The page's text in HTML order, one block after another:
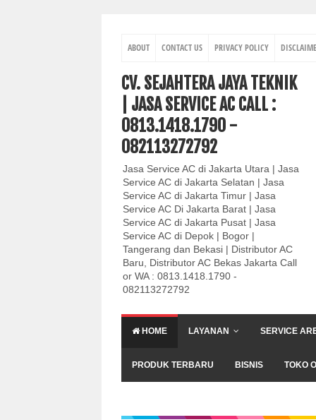
ABOUT CONTACT US PRIVACY POLICY
CV. SEJAHTERA JAYA TEKNIK
| JASA SERVICE AC CALL :
0813.1418.1790 -
082113272792
Jasa Service AC di Jakarta Utara | Jasa
Service AC di Jakarta Selatan | Jasa
Service AC di Jakarta Timur | Jasa
Service AC Di Jakarta Barat | Jasa
Service AC di Jakarta Pusat | Jasa
Service AC di Depok | Bogor |
Tangerang dan Bekasi | Distributor AC
Baru, Distributor AC Bekas Jakarta Call
or WA : 0813.1418.1790 -
082113272792
HOME LAYANAN SERVICE
PRODUK TERBARU BISNIS TOKO